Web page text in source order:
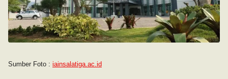
Sumber Foto : iainsalatiga.ac.id